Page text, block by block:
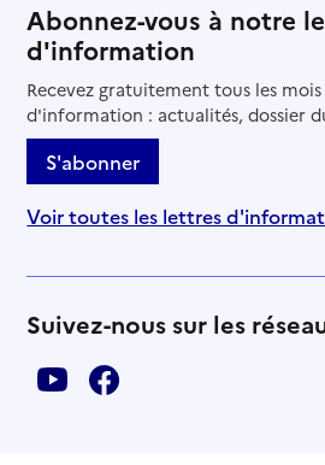
Abonnez-vous à notre
d'information
Recevez gratuitement tous les
d'information : actualités, dossier
S'abonner
Voir toutes les lettres
Suivez-nous sur les